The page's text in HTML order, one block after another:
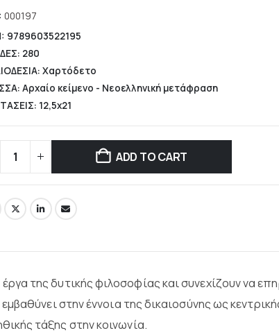
000197
9789603522195
280
Χαρτόδετο
Αρχαίο κείμενο - Νεοελληνική μετάφραση
12,5x21
ADD TO CART
της δυτικής φιλοσοφίας και συνεχίζουν να
στην έννοια της δικαιοσύνης ως
τάξης στην κοινωνία.